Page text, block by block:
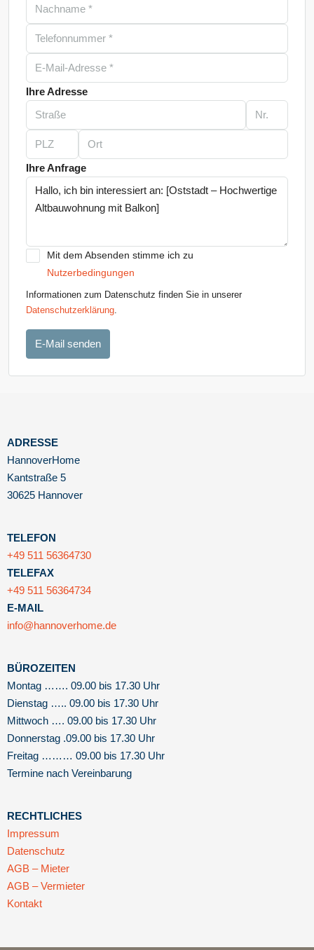
Ihre Adresse
Ihre Anfrage
Mit dem Absenden stimme ich zu
Nutzerbedingungen
Informationen zum Datenschutz finden Sie in unserer
Datenschutzerklärung.
E-Mail senden
ADRESSE
HannoverHome
Kantstraße 5
30625 Hannover
TELEFON
+49 511 56364730
TELEFAX
+49 511 56364734
E-MAIL
info@hannoverhome.de
BÜROZEITEN
Montag ……. 09.00 bis 17.30 Uhr
Dienstag ….. 09.00 bis 17.30 Uhr
Mittwoch …. 09.00 bis 17.30 Uhr
Donnerstag .09.00 bis 17.30 Uhr
Freitag ……… 09.00 bis 17.30 Uhr
Termine nach Vereinbarung
RECHTLICHES
Impressum
Datenschutz
AGB – Mieter
AGB – Vermieter
Kontakt